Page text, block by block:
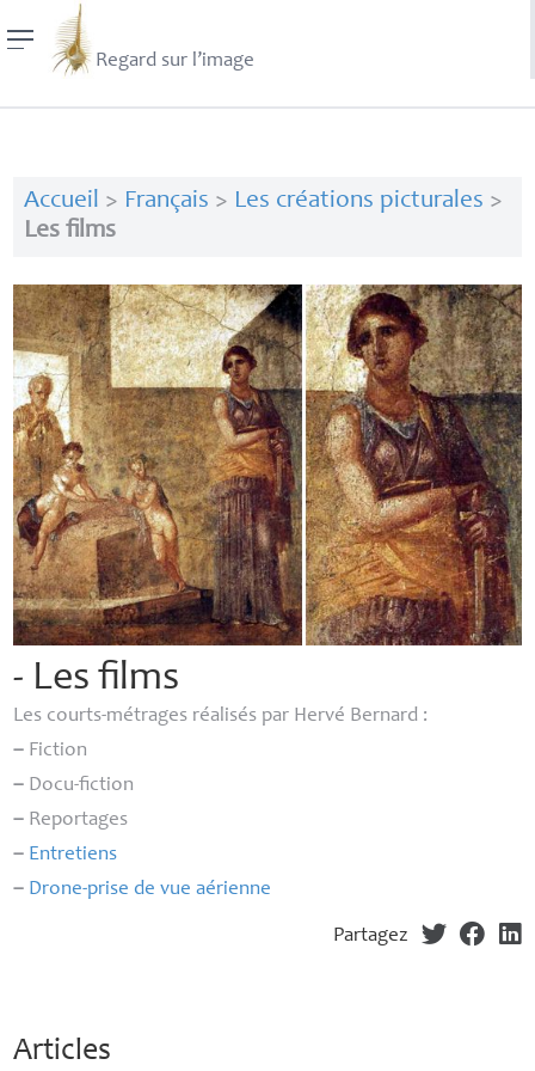
Regard sur l’image
Accueil > Français > Les créations picturales >
Les films
- Les films
Les courts-métrages réalisés par Hervé Bernard :
– Fiction
– Docu-fiction
– Reportages
– Entretiens
– Drone-prise de vue aérienne
Partagez
Articles